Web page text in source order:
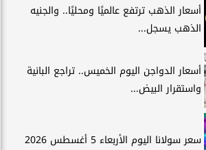
أسعار الذهب ترتفع عالميًا ومحليًا.. والجنيه
الذهب يسجل...
أسعار الدواجن اليوم الخميس.. تراجع البانية
واستقرار البيض...
سعر سولانا اليوم الأربعاء 5 أغسطس 2026